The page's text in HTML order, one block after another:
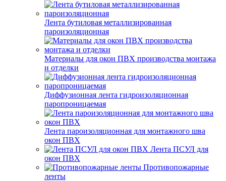
Лента бутиловая металлизированная
пароизоляционная
Материалы для окон ПВХ производства монтажа
и отделки
Диффузионная лента гидроизоляционная
паропроницаемая
Лента пароизоляционная для монтажного шва
окон ПВХ
Лента ПСУЛ для
окон ПВХ
Противопожарные
ленты